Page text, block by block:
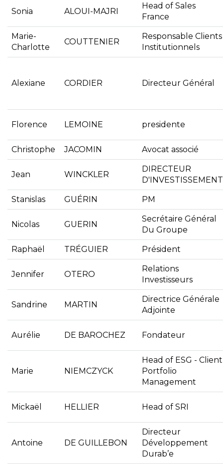
Sonia ALOUI-MAJRI
Head of Sales
France
Marie-
Charlotte
COUTTENIER
Responsable Clients
Institutionnels
Alexiane CORDIER Directeur Général
Florence LEMOINE presidente
Christophe JACOMIN Avocat associé
Jean WINCKLER
DIRECTEUR
D'INVESTISSEMENT
Stanislas GUÉRIN PM
Nicolas GUERIN
Secrétaire Général
Du Groupe
Raphaël TRÉGUIER Président
Jennifer OTERO
Relations
Investisseurs
Sandrine MARTIN
Directrice Générale
Adjointe
Aurélie DE BAROCHEZ Fondateur
Marie NIEMCZYCK
Head of ESG - Client
Portfolio
Management
Mickaël HELLIER Head of SRI
Antoine DE GUILLEBON
Directeur
Développement
Durab’e